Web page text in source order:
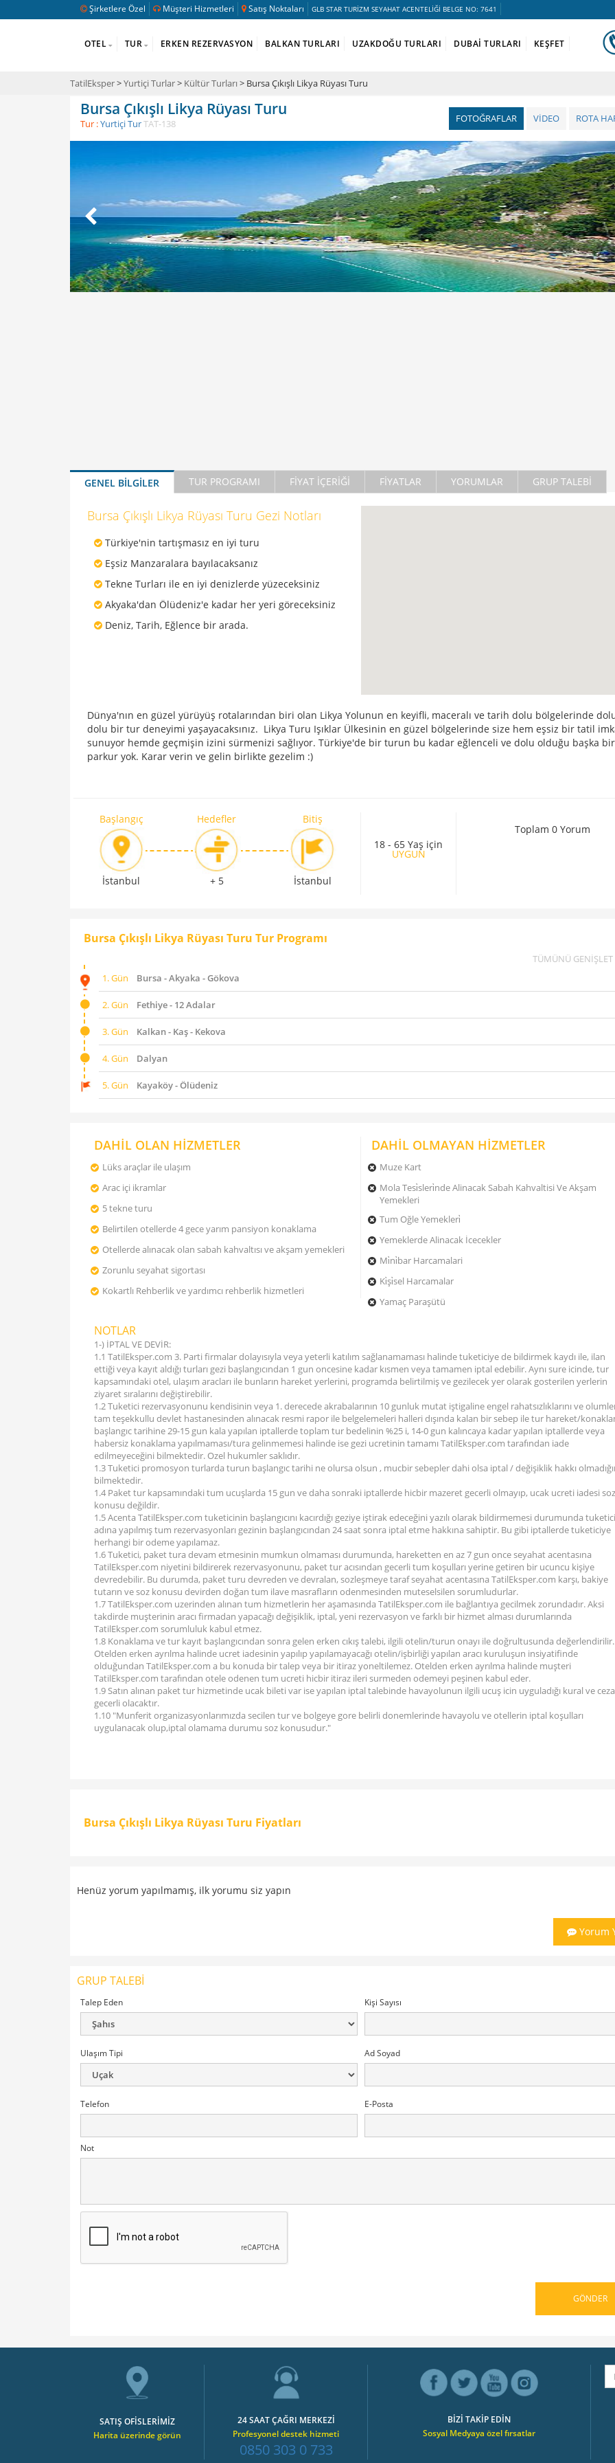
Şirketlere Özel Müşteri Hizmetleri Satış Noktaları GLB STAR TURİZM SEYAHAT ACENTELİĞİ BELGE NO: 7641
OTEL TUR ERKEN REZERVASYON BALKAN TURLARI UZAKDOĞU TURLARI DUBAİ TURLARI KEŞFET
TatilEksper>Yurtiçi Turlar> Kültür Turları> Bursa Çıkışlı Likya Rüyası Turu
Bursa Çıkışlı Likya Rüyası Turu
Tur :Yurtiçi TurTAT-138 ROTA
VİDEO
FOTOĞRAFLAR
GENEL BİLGİLER TUR PROGRAMI FİYAT İÇERİĞİ FİYATLAR YORUMLAR GRUP TALEBİ
Bursa Çıkışlı Likya Rüyası Turu Gezi Notları
Türkiye'nin tartışmasız en iyi turu
Eşsiz Manzaralara bayılacaksanız
Tekne Turları ile en iyi denizlerde yüzeceksiniz
Akyaka'dan Ölüdeniz'e kadar her yeri göreceksiniz
Deniz, Tarih, Eğlence bir arada.
Dünya'nın en güzel yürüyüş rotalarından biri olan Likya Yolunun en keyifli, maceralı ve tarih dolu bölgelerinde
dolu bir tur deneyimi yaşayacaksınız. Likya Turu Işıklar Ülkesinin en güzel bölgelerinde size hem eşsiz bir tatil
sunuyor hemde geçmişin izini sürmenizi sağlıyor. Türkiye'de bir turun bu kadar eğlenceli ve dolu olduğu başka bir
parkur yok. Karar verin ve gelin birlikte gezelim :)
Başlangıç
İstanbul
Hedefler
+ 5
Bitiş
İstanbul
18 - 65 Yaş için
UYGUN
Toplam 0 Yorum
Bursa Çıkışlı Likya Rüyası Turu Tur Programı
TÜMÜNÜ GENİŞLET
1. Gün
Bursa - Akyaka - Gökova
2. Gün Fethiye - 12 Adalar
3. Gün Kalkan - Kaş - Kekova
4. Gün Dalyan
5. Gün Kayaköy - Ölüdeniz
DAHİL OLAN HİZMETLER
Lüks araçlar ile ulaşım
Arac içi ikramlar
5 tekne turu
Belirtilen otellerde 4 gece yarım pansiyon konaklama
Otellerde alınacak olan sabah kahvaltısı ve akşam yemekleri
Zorunlu seyahat sigortası
Kokartlı Rehberlik ve yardımcı rehberlik hizmetleri
DAHİL OLMAYAN HİZMETLER
Muze Kart
Mola Tesi̇sleri̇nde Alinacak Sabah Kahvaltisi Ve Akşam
Yemekleri
Tum Oğle Yemekleri̇
Yemeklerde Alinacak İcecekler
Mi̇ni̇bar Harcamalari
Ki̇şi̇sel Harcamalar
Yamaç Paraşütü
NOTLAR
1-) İPTAL VE DEVİR:
1.1 TatilEksper.com 3. Parti firmalar dolayısıyla veya yeterli katılım sağlanamaması halinde tuketiciye de bildirmek kaydı ile, ilan
ettiği veya kayıt aldığı turları gezi başlangıcından 1 gun oncesine kadar kısmen veya tamamen iptal edebilir. Aynı sure icinde, tur
kapsamındaki otel, ulaşım aracları ile bunların hareket yerlerini, programda belirtilmiş ve gezilecek yer olarak gosterilen yerlerin
ziyaret sıralarını değiştirebilir.
1.2 Tuketici rezervasyonunu kendisinin veya 1. derecede akrabalarının 10 gunluk mutat iştigaline engel rahatsızlıklarını ve
tam teşekkullu devlet hastanesinden alınacak resmi rapor ile belgelemeleri halleri dışında kalan bir sebep ile tur hareket/
başlangıc tarihine 29-15 gun kala yapılan iptallerde toplam tur bedelinin %25 i, 14-0 gun kalıncaya kadar yapılan iptallerde veya
habersiz konaklama yapılmaması/tura gelinmemesi halinde ise gezi ucretinin tamamı TatilEksper.com tarafından iade
edilmeyeceğini bilmektedir. Ozel hukumler saklıdır.
1.3 Tuketici promosyon turlarda turun başlangıc tarihi ne olursa olsun , mucbir sebepler dahi olsa iptal / değişiklik hakkı
bilmektedir.
1.4 Paket tur kapsamındaki tum ucuşlarda 15 gun ve daha sonraki iptallerde hicbir mazeret gecerli olmayıp, ucak ucreti iadesi soz
konusu değildir.
1.5 Acenta TatilEksper.com tuketicinin başlangıcını kacırdığı geziye iştirak edeceğini yazılı olarak bildirmemesi durumunda tuketici
adına yapılmış tum rezervasyonları gezinin başlangıcından 24 saat sonra iptal etme hakkına sahiptir. Bu gibi iptallerde tuketiciye
herhangi bir odeme yapılamaz.
1.6 Tuketici, paket tura devam etmesinin mumkun olmaması durumunda, hareketten en az 7 gun once seyahat acentasına
TatilEksper.com niyetini bildirerek rezervasyonunu, paket tur acısından gecerli tum koşulları yerine getiren bir ucuncu kişiye
devredebilir. Bu durumda, paket turu devreden ve devralan, sozleşmeye taraf seyahat acentasına TatilEksper.com karşı, bakiye
tutarın ve soz konusu devirden doğan tum ilave masrafların odenmesinden muteselsilen sorumludurlar.
1.7 TatilEksper.com uzerinden alınan tum hizmetlerin her aşamasında TatilEksper.com ile bağlantıya gecilmek zorundadır. Aksi
takdirde muşterinin aracı firmadan yapacağı değişiklik, iptal, yeni rezervasyon ve farklı bir hizmet alması durumlarında
TatilEksper.com sorumluluk kabul etmez.
1.8 Konaklama ve tur kayıt başlangıcından sonra gelen erken cıkış talebi, ilgili otelin/turun onayı ile doğrultusunda değerlendirilir.
Otelden erken ayrılma halinde ucret iadesinin yapılıp yapılamayacağı otelin/işbirliği yapılan aracı kuruluşun insiyatifinde
olduğundan TatilEksper.com a bu konuda bir talep veya bir itiraz yoneltilemez. Otelden erken ayrılma halinde muşteri
TatilEksper.com tarafından otele odenen tum ucreti hicbir itiraz ileri surmeden odemeyi peşinen kabul eder.
1.9 Satın alınan paket tur hizmetinde ucak bileti var ise yapılan iptal talebinde havayolunun ilgili ucuş icin uyguladığı kural ve
gecerli olacaktır.
1.10 "Munferit organizasyonlarımızda secilen tur ve bolgeye gore belirli donemlerinde havayolu ve otellerin iptal koşulları
uygulanacak olup,iptal olamama durumu soz konusudur."
Bursa Çıkışlı Likya Rüyası Turu Fiyatları
Henüz yorum yapılmamış, ilk yorumu siz yapın
Yorum
GRUP TALEBİ
Talep Eden Kişi Sayısı
Ulaşım Tipi Ad Soyad
Telefon E-Posta
Not
SATIŞ OFİSLERİMİZ
Harita üzerinde görün
24 SAAT ÇAĞRI MERKEZİ
Profesyonel destek hizmeti
0850 303 0 733
BİZİ TAKİP EDİN
Sosyal Medyaya özel fırsatlar